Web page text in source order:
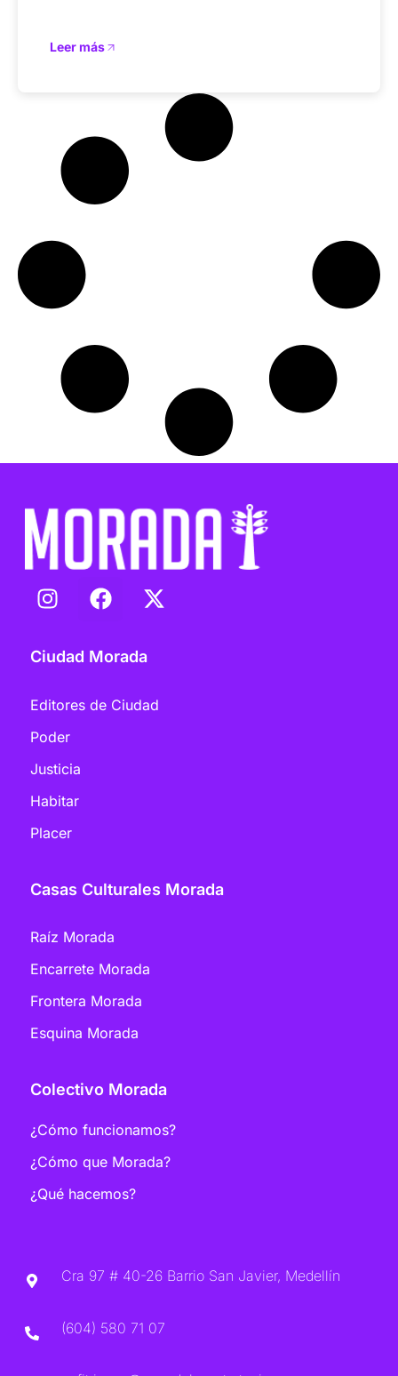
Leer más
Ciudad Morada
Editores de Ciudad
Poder
Justicia
Habitar
Placer
Casas Culturales Morada
Raíz Morada
Encarrete Morada
Frontera Morada
Esquina Morada
Colectivo Morada
¿Cómo funcionamos?
¿Cómo que Morada?
¿Qué hacemos?
Cra 97 # 40-26 Barrio San Javier, Medellín
(604) 580 71 07